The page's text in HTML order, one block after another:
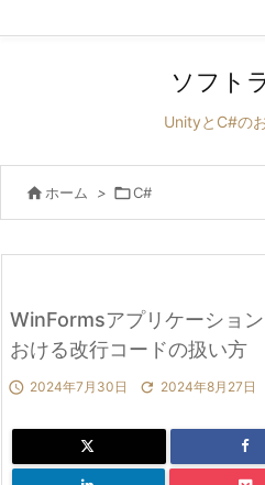
ソフト
UnityとC#の
 ホーム > C#
WinFormsアプリケーショ
おける改行コードの扱い方
 2024年7月30日  2024年8月27日